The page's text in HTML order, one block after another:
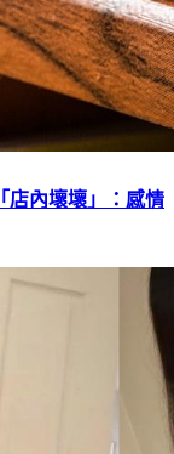
內壞壞」：感情